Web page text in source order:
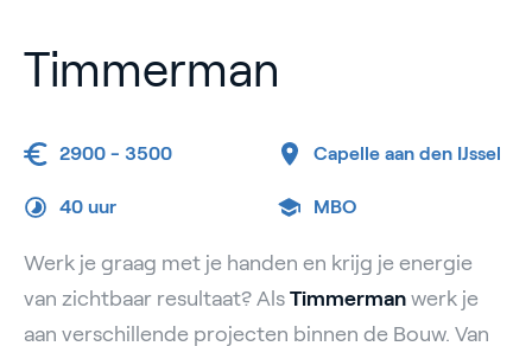
Timmerman
2900 - 3500 Capelle aan den IJssel
40 uur MBO
Werk je graag met je handen en krijg je energie
van zichtbaar resultaat? Als Timmerman werk je
aan verschillende projecten binnen de Bouw. Van